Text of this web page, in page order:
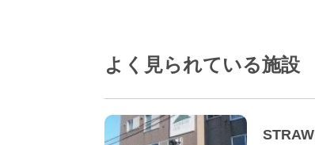
よく見られている施設